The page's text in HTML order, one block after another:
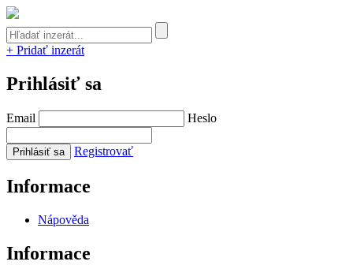
+ Pridať inzerát
Prihlásiť sa
Email Heslo
Registrovať
Informace
Nápověda
Informace